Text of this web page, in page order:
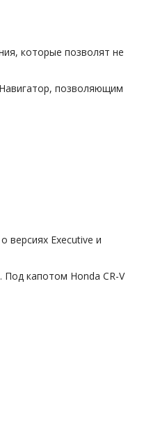
которые позволят не
позволяющим
версиях Executive и
Под капотом Honda CR-V